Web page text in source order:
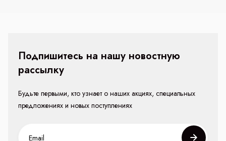
Подпишитесь на нашу новостную
рассылку
Будьте первыми, кто узнает о наших акциях, специальных
предложениях и новых поступлениях